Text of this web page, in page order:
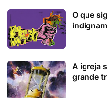
O que
A igreja
grande